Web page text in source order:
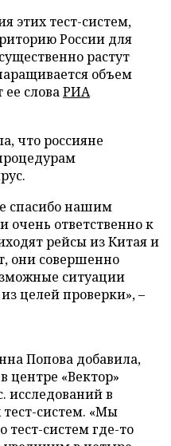
этих тест-систем,
России для
растут
объем
ее словаРИА
что россияне
спасибо нашим
очень ответственно к
рейсы из Китая и
они совершенно
ситуации
целей проверки», –
Попова добавила,
центре «Вектор»
исследований в
систем. «Мы
тест-систем где-то